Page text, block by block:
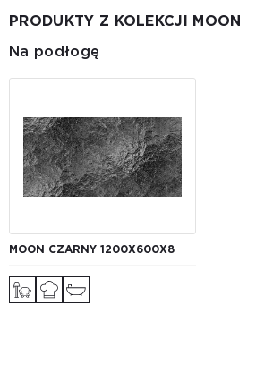
PRODUKTY Z KOLEKCJI MOON
Na podłogę
MOON CZARNY 1200X600X8